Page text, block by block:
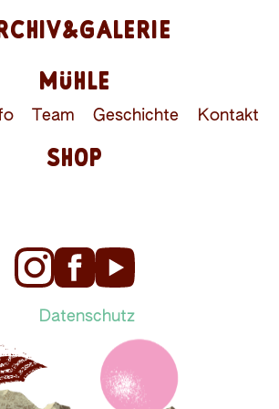
MÜHLE
Team Geschichte Kontakt
SHOP
Datenschutz